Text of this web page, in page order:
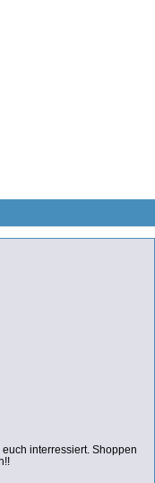
interressiert. Shoppen